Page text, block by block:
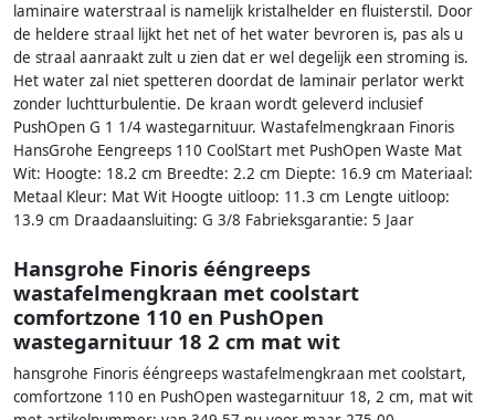
laminaire waterstraal is namelijk kristalhelder en fluisterstil. Door
de heldere straal lijkt het net of het water bevroren is, pas als u
de straal aanraakt zult u zien dat er wel degelijk een stroming is.
Het water zal niet spetteren doordat de laminair perlator werkt
zonder luchtturbulentie. De kraan wordt geleverd inclusief
PushOpen G 1 1/4 wastegarnituur. Wastafelmengkraan Finoris
HansGrohe Eengreeps 110 CoolStart met PushOpen Waste Mat
Wit: Hoogte: 18.2 cm Breedte: 2.2 cm Diepte: 16.9 cm Materiaal:
Metaal Kleur: Mat Wit Hoogte uitloop: 11.3 cm Lengte uitloop:
13.9 cm Draadaansluiting: G 3/8 Fabrieksgarantie: 5 Jaar
Hansgrohe Finoris ééngreeps
wastafelmengkraan met coolstart
comfortzone 110 en PushOpen
wastegarnituur 18 2 cm mat wit
hansgrohe Finoris ééngreeps wastafelmengkraan met coolstart,
comfortzone 110 en PushOpen wastegarnituur 18, 2 cm, mat wit